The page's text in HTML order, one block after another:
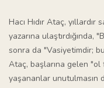
Hacı Hıdır Ataç, yıllardır
yazarına ulaştırdığında,
sonra da "Vasiyetimdir;
Ataç, başlarına gelen
yaşananlar unutulmasın